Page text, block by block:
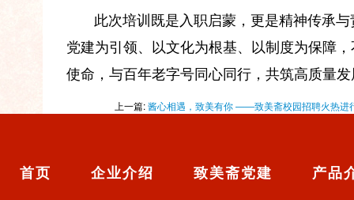
此次培训既是入职启蒙，更是精神传承
党建为引领、以文化为根基、以制度为保障
使命，与百年老字号同心同行，共筑高质量
上一篇:酱心相遇，致美有你 ——致美斋校园招聘火热进
首页 企业介绍 致美斋党建 产品